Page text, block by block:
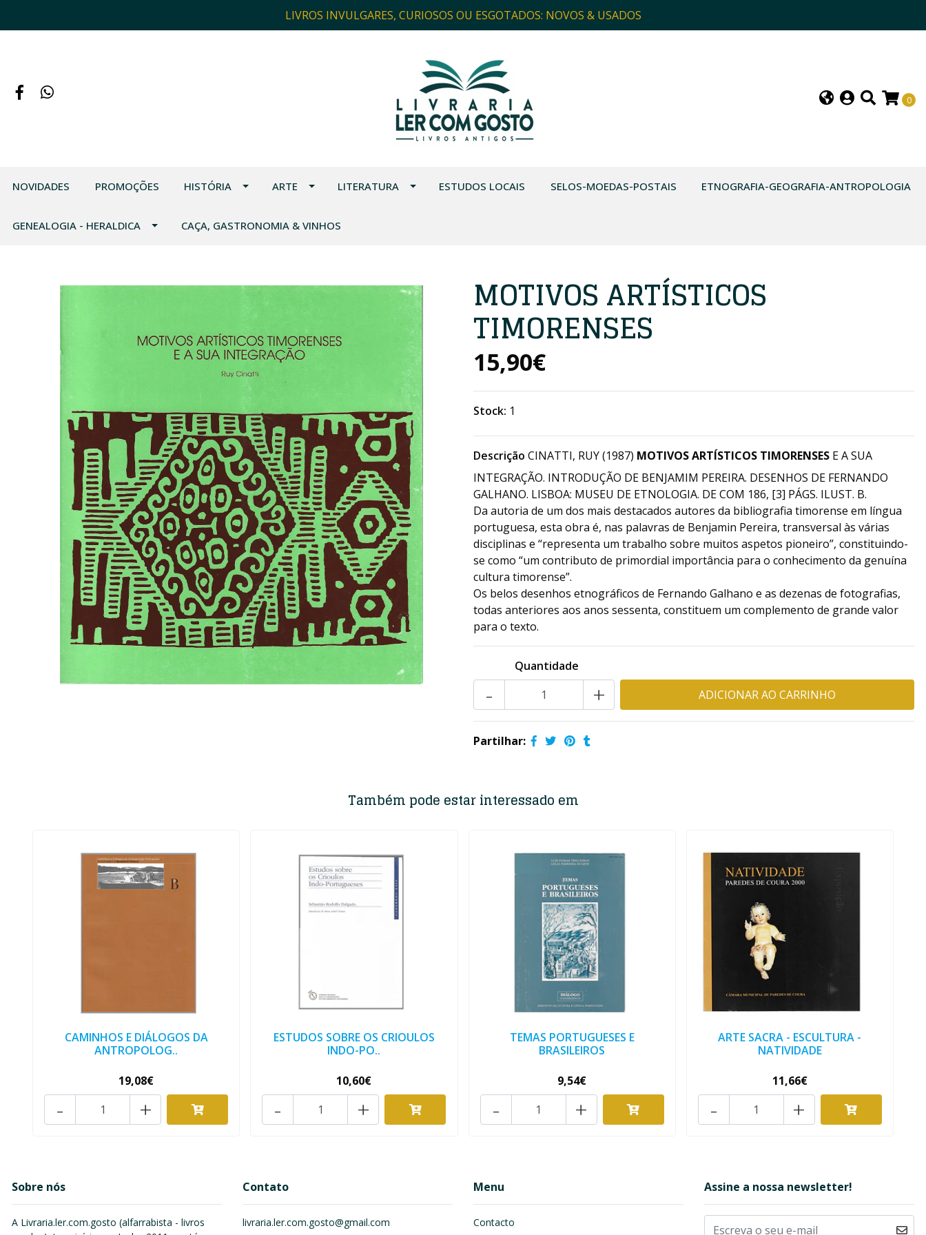
LIVROS INVULGARES, CURIOSOS OU ESGOTADOS: NOVOS & USADOS
0
NOVIDADES PROMOÇÕES HISTÓRIA ARTE LITERATURA ESTUDOS LOCAIS SELOS-MOEDAS-POSTAIS ETNOGRAFIA-GEOGRAFIA-ANTROPOLOGIA
GENEALOGIA - HERALDICA CAÇA, GASTRONOMIA & VINHOS
MOTIVOS ARTÍSTICOS
TIMORENSES
15,90€
Stock: 1
Descrição CINATTI, RUY (1987) MOTIVOS ARTÍSTICOS TIMORENSES E A SUA
INTEGRAÇÃO. INTRODUÇÃO DE BENJAMIM PEREIRA. DESENHOS DE FERNANDO
GALHANO. LISBOA: MUSEU DE ETNOLOGIA. DE COM 186, [3] PÁGS. ILUST. B.
Da autoria de um dos mais destacados autores da bibliografia timorense em língua
portuguesa, esta obra é, nas palavras de Benjamin Pereira, transversal às várias
disciplinas e “representa um trabalho sobre muitos aspetos pioneiro”, constituindo-
se como “um contributo de primordial importância para o conhecimento da genuína
cultura timorense”.
Os belos desenhos etnográficos de Fernando Galhano e as dezenas de fotografias,
todas anteriores aos anos sessenta, constituem um complemento de grande valor
para o texto.
Quantidade
+
-
Partilhar:
Também pode estar interessado em
CAMINHOS E DIÁLOGOS DA
ANTROPOLOG..
19,08€
+
-
ESTUDOS SOBRE OS CRIOULOS
INDO-PO..
10,60€
+
-
TEMAS PORTUGUESES E
BRASILEIROS
9,54€
+
-
ARTE SACRA - ESCULTURA -
NATIVIDADE
11,66€
+
-
Sobre nós
A Livraria.ler.com.gosto (alfarrabista - livros
Contato
livraria.ler.com.gosto@gmail.com
Menu
Contacto
Assine a nossa newsletter!